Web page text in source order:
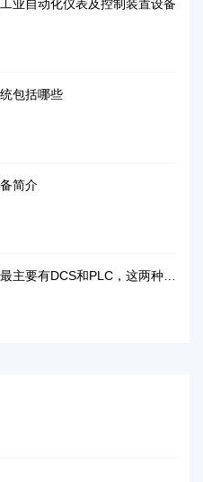
业自动化仪表及控制装置设备
包括哪些
简介
工业自动化控制最主要有DCS和PLC，这两种方式怎么样